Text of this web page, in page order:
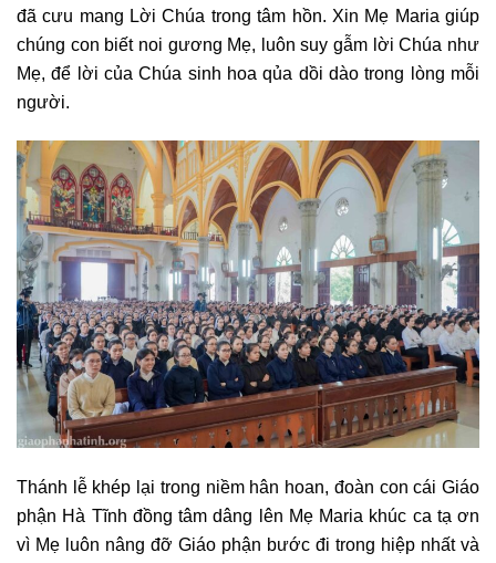
đã cưu mang Lời Chúa trong tâm hồn. Xin Mẹ Maria giúp
chúng con biết noi gương Mẹ, luôn suy gẫm lời Chúa như
Mẹ, để lời của Chúa sinh hoa qủa dồi dào trong lòng mỗi
người.
Thánh lễ khép lại trong niềm hân hoan, đoàn con cái Giáo
phận Hà Tĩnh đồng tâm dâng lên Mẹ Maria khúc ca tạ ơn
vì Mẹ luôn nâng đỡ Giáo phận bước đi trong hiệp nhất và